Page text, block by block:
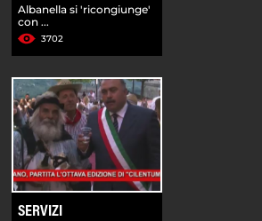
Albanella si 'ricongiunge'
con ...
3702
SERVIZI